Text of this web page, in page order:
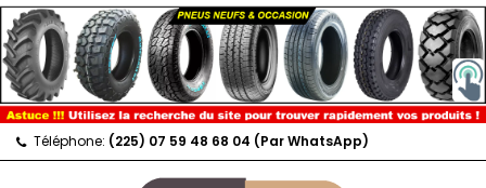
Téléphone: (225) 07 59 48 68 04 (Par WhatsApp)